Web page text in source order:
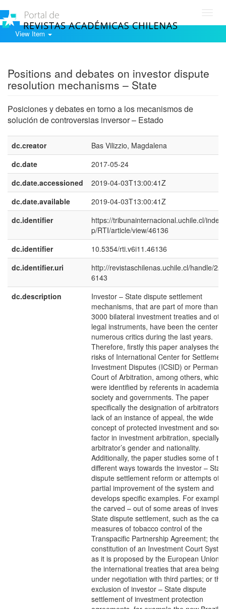
View Item
Positions and debates on investor dispute
resolution mechanisms – State
Posiciones y debates en torno a los mecanismos de
solución de controversias inversor – Estado
dc.creator
Bas Vilizzio, Magdalena
dc.date
2017-05-24
dc.date.accessioned
2019-04-03T13:00:41Z
dc.date.available
2019-04-03T13:00:41Z
dc.identifier
https://tribunainternacional.uchile.cl/
p/RTI/article/view/46136
dc.identifier
10.5354/rti.v6i11.46136
dc.identifier.uri
http://revistaschilenas.uchile.cl/handle/
6143
dc.description
Investor – State dispute settlement
mechanisms, that are part of more than
3000 bilateral investment treaties and
legal instruments, have been the center of
numerous critics during the last years.
Therefore, firstly this paper analyses the
risks of International Center for
Investment Disputes (ICSID) or
Court of Arbitration, among others, which
were identified by referents in academia,
society and governments. The paper
specifically the designation of arbitrators,
lack of an instance of appeal, the wide
concept of protected investment and
factor in investment arbitration, specially
arbitrator’s gender and nationality.
Additionally, the paper studies some of the
different ways towards the investor – State
dispute settlement reform or attempts of
partial improvement of the system and
develops specific examples. For example
the carved – out of some areas of
State dispute settlement, such as the
measures of tobacco control of the
Transpacific Partnership Agreement; the
constitution of an Investment Court
as it is proposed by the European Union
the international treaties that area being
under negotiation with third parties; or the
exclusion of investor – State dispute
settlement of investment protection